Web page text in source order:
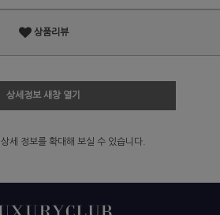
상품리뷰
상세정보 새창 열기
상세 정보를 확대해 보실 수 있습니다.